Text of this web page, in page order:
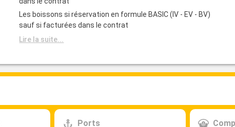
Les boissons si réservation en formule BASIC (IV - EV - BV)
sauf si facturées dans le contrat
Lire la suite...
Ports